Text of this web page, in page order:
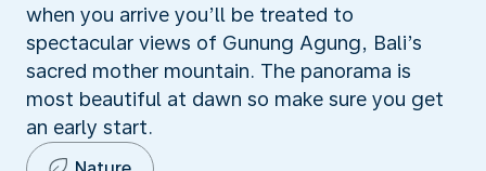
when you arrive you’ll be treated to
spectacular views of Gunung Agung, Bali’s
sacred mother mountain. The panorama is
most beautiful at dawn so make sure you get
an early start.